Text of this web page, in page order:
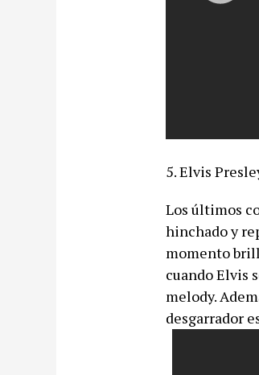
5. Elvis
Los últimos
hinchado y
momento
cuando Elvis
melody.
desgarrador